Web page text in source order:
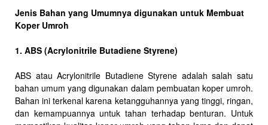
Jenis Bahan yang Umumnya digunakan untuk Membuat
Koper Umroh
1. ABS (Acrylonitrile Butadiene Styrene)
ABS atau Acrylonitrile Butadiene Styrene adalah salah satu
bahan umum yang digunakan dalam pembuatan koper umroh.
Bahan ini terkenal karena ketangguhannya yang tinggi, ringan,
dan kemampuannya untuk tahan terhadap benturan. Untuk